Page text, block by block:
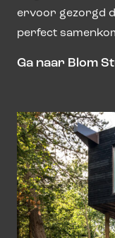
ervoor gezorgd
perfect
Ga naar Blom